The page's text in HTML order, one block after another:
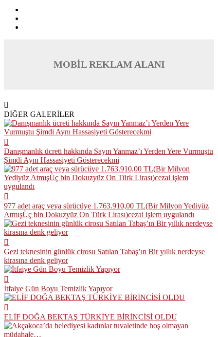
MOBİL REKLAM ALANI
DİĞER GALERİLER
Danışmanlık ücreti hakkında Sayın Yanmaz’ı Yerden Yere Vurmuştu
Şimdi Aynı Hassasiyeti Gösterecekmi
977 adet araç veya sürücüye 1.763.910,00 TL(Bir Milyon Yediyüz
AtmışÜç bin Dokuzyüz On Türk Lirası)cezai işlem uygulandı
Gezi teknesinin günlük cirosu Satılan Tabaş’ın Bir yıllık nerdeyse
kirasına denk geliyor
İtfaiye Gün Boyu Temizlik Yapıyor
ELİF DOĞA BEKTAŞ TÜRKİYE BİRİNCİSİ OLDU